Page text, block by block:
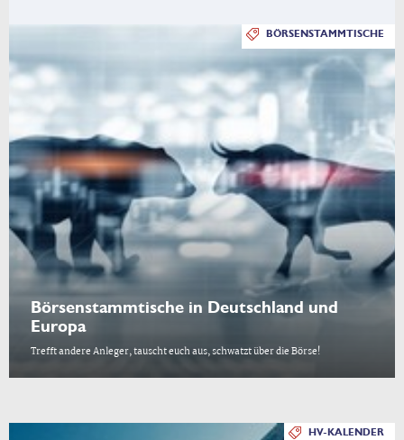
BÖRSENSTAMMTISCHE
Börsenstammtische in Deutschland und
Europa
Trefft andere Anleger, tauscht euch aus, schwatzt über die Börse!
HV-KALENDER